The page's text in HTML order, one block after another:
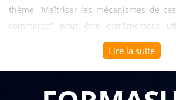
thème "Maîtriser les mécanismes de
commerce" peut être extrêmement
professionnels à améliorer leurs
fonds de commerce et à optimiser leurs
Lire la suite